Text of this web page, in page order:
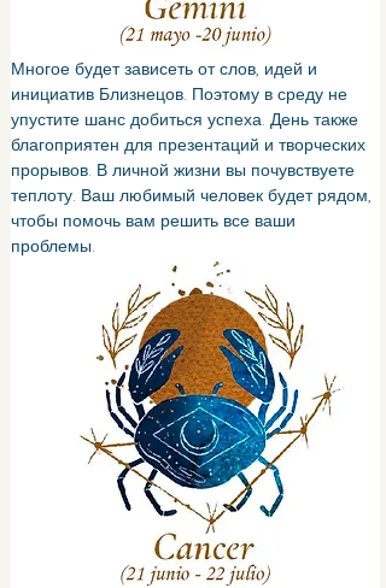
Многое будет зависеть от слов, идей и
инициатив Близнецов. Поэтому в среду не
упустите шанс добиться успеха. День также
благоприятен для презентаций и творческих
прорывов. В личной жизни вы почувствуете
теплоту. Ваш любимый человек будет рядом,
чтобы помочь вам решить все ваши
проблемы.